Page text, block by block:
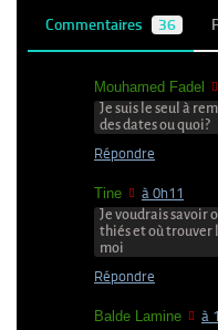
Commentaires 36
Mouhamed Fadel
Je suis le seul à
des dates ou quoi?
Répondre
Tine à 0h11
Je voudrais savoir
thiés et où trouver
moi
Répondre
Balde Lamine à